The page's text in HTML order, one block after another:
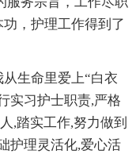
，护理工作得到了
生命里爱上“白衣
实习护士职责,严格
,踏实工作,努力做到
护理灵活化,爱心活